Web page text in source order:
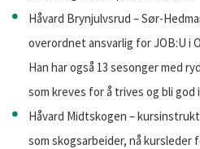
Håvard Brynjulvsrud – Sør-
overordnet ansvarlig for JOB:U i
Han har også 13 sesonger med
som kreves for å trives og bli god
Håvard Midtskogen –
som skogsarbeider, nå kursleder